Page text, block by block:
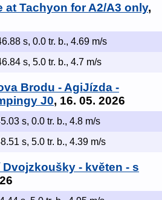
at Tachyon for A2/A3 only,
s, 0.0 tr. b., 4.69 m/s
s, 5.0 tr. b., 4.7 m/s
Brodu - AgiJízda -
J0, 16. 05. 2026
s, 0.0 tr. b., 4.8 m/s
s, 5.0 tr. b., 4.39 m/s
- květen - s